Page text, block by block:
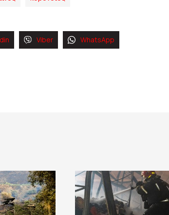
Viber WhatsApp